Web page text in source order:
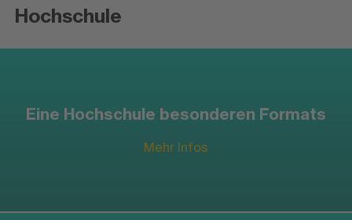
Hochschule
Eine Hochschule besonderen Formats
Mehr Infos